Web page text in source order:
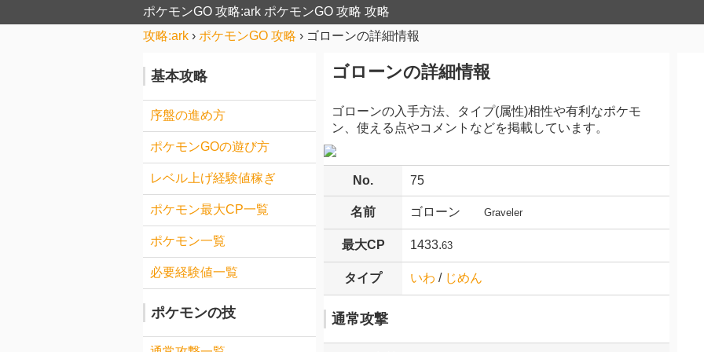
ポケモンGO 攻略:ark ポケモンGO 攻略 攻略
攻略:ark › ポケモンGO 攻略 › ゴローンの詳細情報
ゴローンの詳細情報
ゴローンの入手方法、タイプ(属性)相性や有利なポケモ
ン、使える点やコメントなどを掲載しています。
No. 75
名前 ゴローン Graveler
最大CP 1433.63
タイプ いわ / じめん
通常攻撃
基本攻略
序盤の進め方
ポケモンGOの遊び方
レベル上げ経験値稼ぎ
ポケモン最大CP一覧
ポケモン一覧
必要経験値一覧
ポケモンの技